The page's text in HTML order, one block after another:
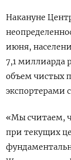
Накануне
июня,
7,1 миллиарда
объем чистых
экспортерами
«Мы считаем,
при текущих